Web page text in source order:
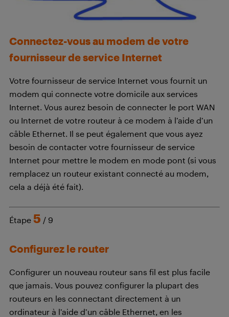
Connectez-vous au modem de votre
fournisseur de service Internet
Votre fournisseur de service Internet vous fournit un
modem qui connecte votre domicile aux services
Internet. Vous aurez besoin de connecter le port WAN
ou Internet de votre routeur à ce modem à l’aide d’un
câble Ethernet. Il se peut également que vous ayez
besoin de contacter votre fournisseur de service
Internet pour mettre le modem en mode pont (si vous
remplacez un routeur existant connecté au modem,
cela a déjà été fait).
Étape 5 / 9
Configurez le router
Configurer un nouveau routeur sans fil est plus facile
que jamais. Vous pouvez configurer la plupart des
routeurs en les connectant directement à un
ordinateur à l’aide d’un câble Ethernet, en les